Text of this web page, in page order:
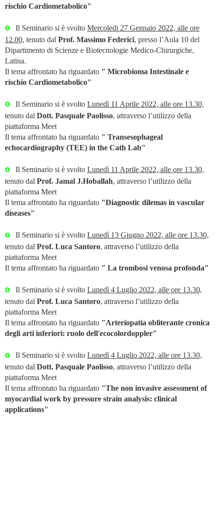
rischio Cardiometabolico"
o Il Seminario si è svolto Mercoledi 27 Gennaio 2022, alle ore
12.00, tenuto dal Prof. Massimo Federici, presso l’Aula 10 del
Dipartimento di Scienze e Biotecnologie Medico-Chirurgiche,
Latina.
Il tema affrontato ha riguardato " Microbioma Intestinale e
rischio Cardiometabolico"
o Il Seminario si è svolto Lunedì 11 Aprile 2022, alle ore 13.30,
tenuto dal Dott. Pasquale Paolisso, attraverso l’utilizzo della
piattaforma Meet
Il tema affrontato ha riguardato " Transesophageal
echocardiography (TEE) in the Cath Lab"
o Il Seminario si è svolto Lunedì 11 Aprile 2022, alle ore 13.30,
tenuto dal Prof. Jamal J.Hoballah, attraverso l’utilizzo della
piattaforma Meet
Il tema affrontato ha riguardato "Diagnostic dilemas in vascular
diseases"
o Il Seminario si è svolto Lunedì 13 Giugno 2022, alle ore 13.30,
tenuto dal Prof. Luca Santoro, attraverso l’utilizzo della
piattaforma Meet
Il tema affrontato ha riguardato " La trombosi venosa profonda"
o Il Seminario si è svolto Lunedì 4 Luglio 2022, alle ore 13.30,
tenuto dal Prof. Luca Santoro, attraverso l’utilizzo della
piattaforma Meet
Il tema affrontato ha riguardato "Arteriopatia obliterante cronica
degli arti inferiori: ruolo dell'ecocolordoppler"
o Il Seminario si è svolto Lunedì 4 Luglio 2022, alle ore 13.30,
tenuto dal Dott. Pasquale Paolisso, attraverso l’utilizzo della
piattaforma Meet
Il tema affrontato ha riguardato "The non invasive assessment of
myocardial work by pressure strain analysis: clinical
applications"